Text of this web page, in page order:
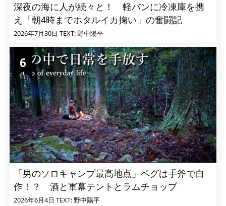
深夜の海に人が続々と！ 軽バンに冷凍庫を携
え「朝4時までホタルイカ掬い」の奮闘記
2026年7月30日 TEXT: 野中陽平
「男のソロキャンプ最高地点」ペグは手斧で自
作！？ 酒と軍幕テントとラムチョップ
2026年6月4日 TEXT: 野中陽平